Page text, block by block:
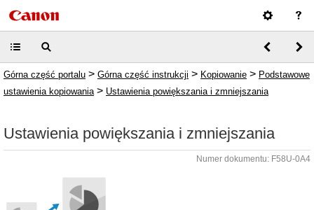
Górna część portalu > Górna część instrukcji > Kopiowanie > Podstawowe
ustawienia kopiowania > Ustawienia powiększania i zmniejszania
Ustawienia powiększania i zmniejszania
Numer dokumentu: F58U-0A4